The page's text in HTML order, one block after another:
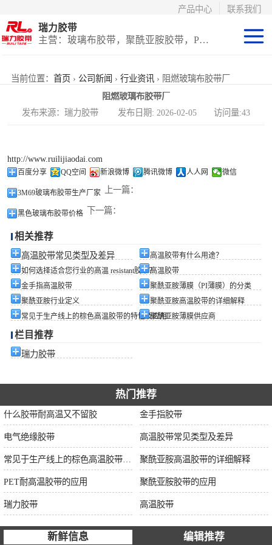
联系我们
产品中心
瑞力胶带
主营：玻璃布胶带，聚酰亚胺胶带，PET高温胶带，耐高温保护膜
当前位置： 首页 › 公司新闻 › 行业资讯 › 阻燃玻璃布胶带厂
阻燃玻璃布胶带厂
发布来源：瑞力胶带 发布日期: 2026-02-05 访问量:43
http://www.ruilijiaodai.com
百度分享 QQ空间 新浪微博 腾讯微博 人人网 微信
上一篇：
3M69玻璃布胶带生产厂家
下一篇：
黑色玻璃布胶带价格
相关推荐
高温胶带常见类型及差异
高温胶带有什么用途？
如何选择适合您行业的高温 resistant胶带？高温胶带
金手指高温胶带
聚酰亚胺薄膜（PI薄膜）的分类
聚酰亚胺行业定义
聚酰亚胺高温胶带的详细解释
常见于生产线上的棕色高温胶带的特性及应用聚酰亚胺薄膜供应商
栏目推荐
瑞力胶带
热门推荐
什么胶带耐高温又不留胶 金手指胶带
电气绝缘胶带 高温胶带常见类型及差异
聚酰亚胺高温胶带的详细解释
PET耐高温胶带的应用 聚酰亚胺胶带的应用
瑞力胶带 高温胶带
新鲜信息 编辑推荐
聚酰亚胺系列
玻璃布胶带（特
（保护膜）
等离子热喷涂胶
带
防火陶瓷化硅胶
带